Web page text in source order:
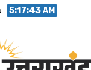
5:17:44 AM